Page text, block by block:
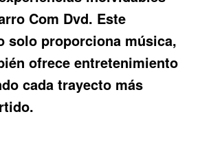
Com Dvd. Este
solo proporciona música,
ofrece entretenimiento
cada trayecto más